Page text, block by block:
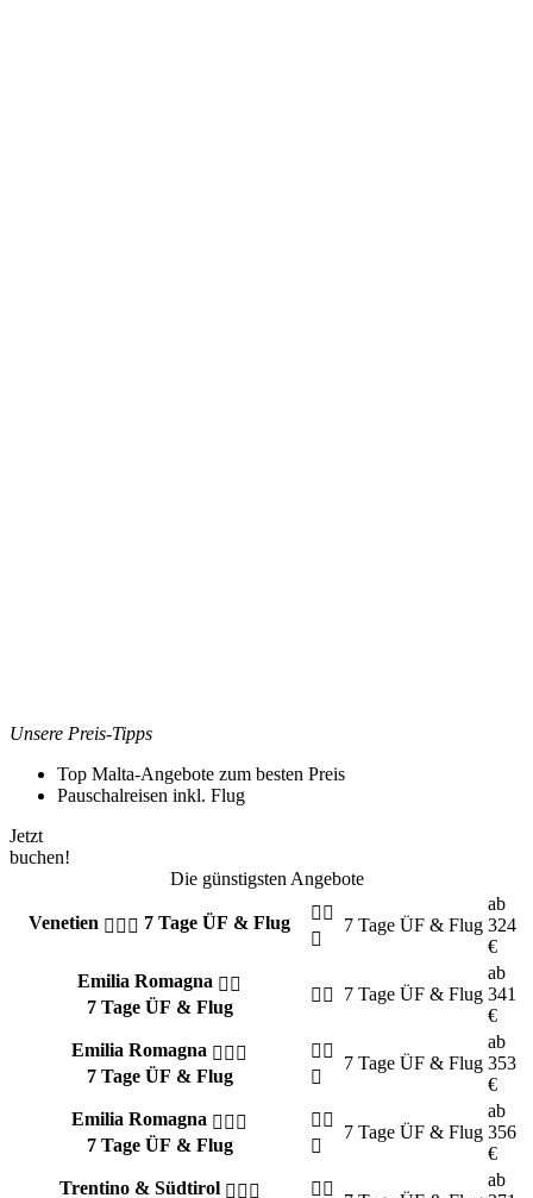
Unsere Preis-Tipps
Top Malta-Angebote zum besten Preis
Pauschalreisen inkl. Flug
Jetzt
buchen!
Die günstigsten Angebote
Venetien 7 Tage ÜF & Flug 7 Tage ÜF & Flug
ab
324
€
Emilia Romagna
7 Tage ÜF & Flug
7 Tage ÜF & Flug
ab
341
€
Emilia Romagna
7 Tage ÜF & Flug
7 Tage ÜF & Flug
ab
353
€
Emilia Romagna
7 Tage ÜF & Flug
7 Tage ÜF & Flug
ab
356
€
Trentino & Südtirol
ab